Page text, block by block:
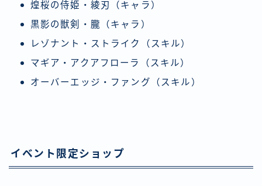
煌桜の侍姫・綾刃（キャラ）
黒影の獣剣・朧（キャラ）
レゾナント・ストライク（スキル）
マギア・アクアフローラ（スキル）
オーバーエッジ・ファング（スキル）
イベント限定ショップ